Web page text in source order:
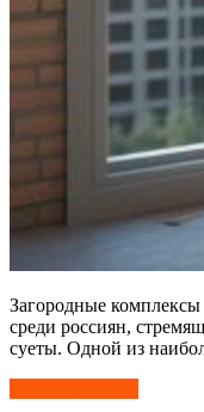
Загородные комплексы
среди россиян,
суеты. Одной из